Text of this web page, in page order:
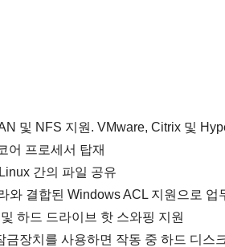
및 NFS 지원. VMware, Citrix 및
어 프로세서 탑재
간의 파일 공유
와 결합된 Windows ACL 지원으로
하드 드라이브 핫 스와핑 지원
금장치를 사용하면 작동 중 하드 디스